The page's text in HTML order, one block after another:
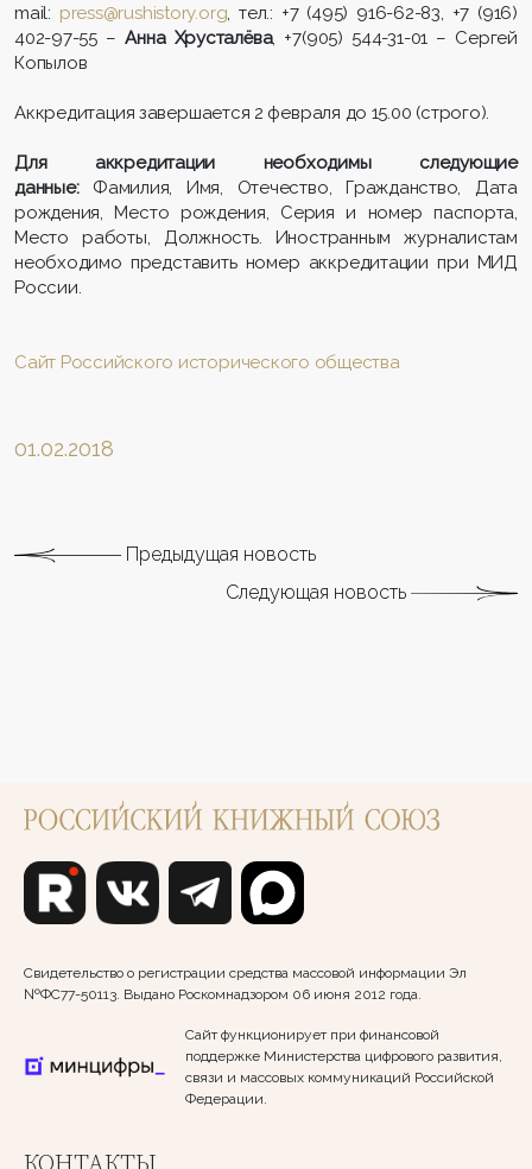
mail: press@rushistory.org, тел.: +7 (495) 916-62-83, +7 (916)
402-97-55 –Анна Хрусталёва, +7(905) 544-31-01 – Сергей
Копылов
Аккредитация завершается 2 февраля до 15.00 (строго).
Для аккредитации необходимы следующие
данные: Фамилия, Имя, Отечество, Гражданство, Дата
рождения, Место рождения, Серия и номер паспорта,
Место работы, Должность. Иностранным журналистам
необходимо представить номер аккредитации при МИД
России.
Сайт Российского исторического общества
01.02.2018
Предыдущая новость
Следующая новость
Свидетельство о регистрации средства массовой информации Эл
№ФС77-50113. Выдано Роскомнадзором 06 июня 2012 года.
Сайт функционирует при финансовой
поддержке Министерства цифрового развития,
связи и массовых коммуникаций Российской
Федерации.